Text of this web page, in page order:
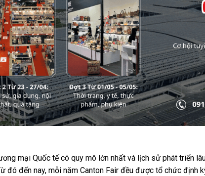
mại Quốc tế có quy mô lớn nhất và lịch sử phát triển
đó đến nay, mỗi năm Canton Fair đều được tổ chức định